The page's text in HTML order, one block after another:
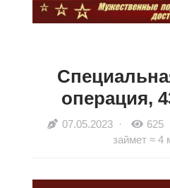
операция,
07.05.2023 ·
займет ≈ 4